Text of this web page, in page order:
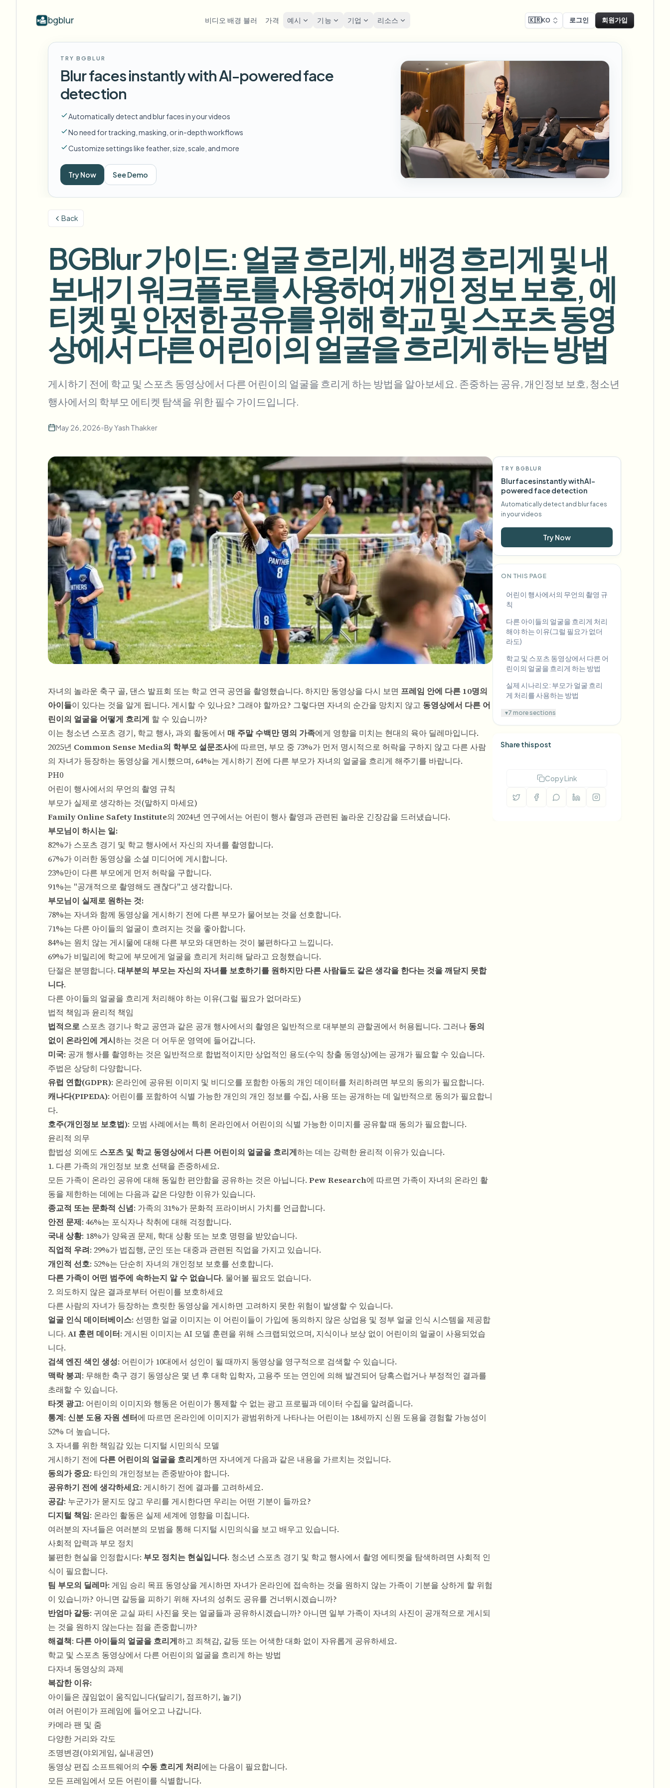
bgblur 비디오 배경 블러 가격 예시 기능 기업 리소스
Hide faces, plates, and backgrounds in
your browser.
Start with a clip
Upload a video and blur in
번호판 블러 FAST
Auto-detect plates
배경 블러
Use a prompt or draw a box
사진 얼굴 흐리기
Blur faces in photos
Team-grade redaction
음성 익명화 도구
AI voice masking
Face swap
얼굴 교체 - 이미지
Swap faces in images
얼굴 교체 - 동영상 NEW
Swap faces in video
AI Video Object
Remover
NEW
Remove objects with scene fill
비디오 인텔리전스 BETA
Ask questions and get AI summaries
Categories View All
Vlogger Moto Vlogger Streamer Journalist Government Agency Advertising Agency
Need batch processing?
Queue many videos and blur in one run—for teams.
산업별
학교 및 교육
캠퍼스 카메라, 강의, 지역 대량 개인정보 보호
미디어 및 엔터테인먼트
시사회, 출시 및 규정 준수
소매 및 전자상거래
의료
클리닉 및 환자 대면 비디오 거버넌스
공공 부문
대량 얼굴 익명화
대량 배치, 보존 및 SLA
대량 번호판 블러
차량, 블랙박스 및 주차장 대규모 처리
대량 얼굴 블러
고처리량 파이프라인
기업 영역, 정책 및 검토
문의 양식
볼륨, 규정 준수, 통합에 대해 문의하세요.
대량 처리 준비
문의 양식
에코시스템
비디오 인텔리전스
비디오 검색 및 이해 — Ceptory
대량 배경 제거
전용 배경 제거 파이프라인
블로그
Answers to common questions
Privacy compliance research reports
Free video and image editing tools
Browse by workflow or use case
Explore our full product lineup
얼굴 블러, 번호판, 배경 블러, 선택적
편집의 실제 클립.
예시 라이브러리 전체 탐색
얼굴 블러
Frame-by-frame face tracking
Dashcam & street footage
배경 블러
화면 녹화 블러
Tutorials & demo redaction
GDPR 준수 블러
Privacy-compliant redaction
거리 인터뷰 블러
Bystander & face privacy
게임 및 스트림 블러
🇰🇷KO 로그인 회원가입
TRY BGBLUR
Blur faces instantly with AI-powered face
detection
Automatically detect and blur faces in your videos
No need for tracking, masking, or in-depth workflows
Customize settings like feather, size, scale, and more
Try Now See Demo
Back
BGBlur 가이드: 얼굴 흐리게, 배경 흐리게 및 내
보내기 워크플로를 사용하여 개인 정보 보호, 에
티켓 및 안전한 공유를 위해 학교 및 스포츠 동영
상에서 다른 어린이의 얼굴을 흐리게 하는 방법
게시하기 전에 학교 및 스포츠 동영상에서 다른 어린이의 얼굴을 흐리게 하는 방법을 알아보세요. 존중하는 공유, 개인정보 보호, 청소년
행사에서의 학부모 에티켓 탐색을 위한 필수 가이드입니다.
May 26, 2026•ByYash Thakker
자녀의 놀라운 축구 골, 댄스 발표회 또는 학교 연극 공연을 촬영했습니다. 하지만 동영상을 다시 보면 프레임 안에 다른 10명의
아이들이 있다는 것을 알게 됩니다. 게시할 수 있나요? 그래야 할까요? 그렇다면 자녀의 순간을 망치지 않고 동영상에서 다른 어
린이의 얼굴을 어떻게 흐리게 할 수 있습니까?
이는 청소년 스포츠 경기, 학교 행사, 과외 활동에서 매 주말 수백만 명의 가족에게 영향을 미치는 현대의 육아 딜레마입니다.
2025년 Common Sense Media의 학부모 설문조사에 따르면, 부모 중 73%가 먼저 명시적으로 허락을 구하지 않고 다른 사람
의 자녀가 등장하는 동영상을 게시했으며, 64%는 게시하기 전에 다른 부모가 자녀의 얼굴을 흐리게 해주기를 바랍니다.
PH0
어린이 행사에서의 무언의 촬영 규칙
부모가 실제로 생각하는 것(말하지 마세요)
Family Online Safety Institute의 2024년 연구에서는 어린이 행사 촬영과 관련된 놀라운 긴장감을 드러냈습니다.
부모님이 하시는 일:
82%가 스포츠 경기 및 학교 행사에서 자신의 자녀를 촬영합니다.
67%가 이러한 동영상을 소셜 미디어에 게시합니다.
23%만이 다른 부모에게 먼저 허락을 구합니다.
91%는 "공개적으로 촬영해도 괜찮다"고 생각합니다.
부모님이 실제로 원하는 것:
78%는 자녀와 함께 동영상을 게시하기 전에 다른 부모가 물어보는 것을 선호합니다.
71%는 다른 아이들의 얼굴이 흐려지는 것을 좋아합니다.
84%는 원치 않는 게시물에 대해 다른 부모와 대면하는 것이 불편하다고 느낍니다.
69%가 비밀리에 학교에 부모에게 얼굴을 흐리게 처리해 달라고 요청했습니다.
단절은 분명합니다. 대부분의 부모는 자신의 자녀를 보호하기를 원하지만 다른 사람들도 같은 생각을 한다는 것을 깨닫지 못합
니다.
다른 아이들의 얼굴을 흐리게 처리해야 하는 이유(그럴 필요가 없더라도)
법적 책임과 윤리적 책임
법적으로 스포츠 경기나 학교 공연과 같은 공개 행사에서의 촬영은 일반적으로 대부분의 관할권에서 허용됩니다. 그러나 동의
없이 온라인에 게시하는 것은 더 어두운 영역에 들어갑니다.
미국: 공개 행사를 촬영하는 것은 일반적으로 합법적이지만 상업적인 용도(수익 창출 동영상)에는 공개가 필요할 수 있습니다.
주법은 상당히 다양합니다.
유럽 연합(GDPR): 온라인에 공유된 이미지 및 비디오를 포함한 아동의 개인 데이터를 처리하려면 부모의 동의가 필요합니다.
캐나다(PIPEDA): 어린이를 포함하여 식별 가능한 개인의 개인 정보를 수집, 사용 또는 공개하는 데 일반적으로 동의가 필요합니
다.
호주(개인정보 보호법): 모범 사례에서는 특히 온라인에서 어린이의 식별 가능한 이미지를 공유할 때 동의가 필요합니다.
윤리적 의무
합법성 외에도 스포츠 및 학교 동영상에서 다른 어린이의 얼굴을 흐리게하는 데는 강력한 윤리적 이유가 있습니다.
1. 다른 가족의 개인정보 보호 선택을 존중하세요.
모든 가족이 온라인 공유에 대해 동일한 편안함을 공유하는 것은 아닙니다. Pew Research에 따르면 가족이 자녀의 온라인 활
동을 제한하는 데에는 다음과 같은 다양한 이유가 있습니다.
종교적 또는 문화적 신념: 가족의 31%가 문화적 프라이버시 가치를 언급합니다.
안전 문제: 46%는 포식자나 착취에 대해 걱정합니다.
국내 상황: 18%가 양육권 문제, 학대 상황 또는 보호 명령을 받았습니다.
직업적 우려: 29%가 법집행, 군인 또는 대중과 관련된 직업을 가지고 있습니다.
개인적 선호: 52%는 단순히 자녀의 개인정보 보호를 선호합니다.
다른 가족이 어떤 범주에 속하는지 알 수 없습니다. 물어볼 필요도 없습니다.
2. 의도하지 않은 결과로부터 어린이를 보호하세요
다른 사람의 자녀가 등장하는 흐릿한 동영상을 게시하면 고려하지 못한 위험이 발생할 수 있습니다.
얼굴 인식 데이터베이스: 선명한 얼굴 이미지는 이 어린이들이 가입에 동의하지 않은 상업용 및 정부 얼굴 인식 시스템을 제공합
니다. AI 훈련 데이터: 게시된 이미지는 AI 모델 훈련을 위해 스크랩되었으며, 지식이나 보상 없이 어린이의 얼굴이 사용되었습
니다.
검색 엔진 색인 생성: 어린이가 10대에서 성인이 될 때까지 동영상을 영구적으로 검색할 수 있습니다.
맥락 붕괴: 무해한 축구 경기 동영상은 몇 년 후 대학 입학자, 고용주 또는 연인에 의해 발견되어 당혹스럽거나 부정적인 결과를
초래할 수 있습니다.
타겟 광고: 어린이의 이미지와 행동은 어린이가 통제할 수 없는 광고 프로필과 데이터 수집을 알려줍니다.
통계: 신분 도용 자원 센터에 따르면 온라인에 이미지가 광범위하게 나타나는 어린이는 18세까지 신원 도용을 경험할 가능성이
52% 더 높습니다.
3. 자녀를 위한 책임감 있는 디지털 시민의식 모델
게시하기 전에 다른 어린이의 얼굴을 흐리게하면 자녀에게 다음과 같은 내용을 가르치는 것입니다.
동의가 중요: 타인의 개인정보는 존중받아야 합니다.
공유하기 전에 생각하세요: 게시하기 전에 결과를 고려하세요.
공감: 누군가가 묻지도 않고 우리를 게시한다면 우리는 어떤 기분이 들까요?
디지털 책임: 온라인 활동은 실제 세계에 영향을 미칩니다.
여러분의 자녀들은 여러분의 모범을 통해 디지털 시민의식을 보고 배우고 있습니다.
사회적 압력과 부모 정치
불편한 현실을 인정합시다: 부모 정치는 현실입니다. 청소년 스포츠 경기 및 학교 행사에서 촬영 에티켓을 탐색하려면 사회적 인
식이 필요합니다.
팀 부모의 딜레마: 게임 승리 목표 동영상을 게시하면 자녀가 온라인에 접속하는 것을 원하지 않는 가족이 기분을 상하게 할 위험
이 있습니까? 아니면 갈등을 피하기 위해 자녀의 성취도 공유를 건너뛰시겠습니까?
반엄마 갈등: 귀여운 교실 파티 사진을 웃는 얼굴들과 공유하시겠습니까? 아니면 일부 가족이 자녀의 사진이 공개적으로 게시되
는 것을 원하지 않는다는 점을 존중합니까?
해결책: 다른 아이들의 얼굴을 흐리게하고 죄책감, 갈등 또는 어색한 대화 없이 자유롭게 공유하세요.
학교 및 스포츠 동영상에서 다른 어린이의 얼굴을 흐리게 하는 방법
다자녀 동영상의 과제
복잡한 이유:
아이들은 끊임없이 움직입니다(달리기, 점프하기, 놀기)
여러 어린이가 프레임에 들어오고 나갑니다.
카메라 팬 및 줌
다양한 거리와 각도
조명변경(야외게임, 실내공연)
동영상 편집 소프트웨어의 수동 흐리게 처리에는 다음이 필요합니다.
모든 프레임에서 모든 어린이를 식별합니다.
TRY BGBLUR
Blur faces instantly with AI-
powered face detection
Automatically detect and blur faces
in your videos
Try Now
ON THIS PAGE
어린이 행사에서의 무언의 촬영 규
칙
다른 아이들의 얼굴을 흐리게 처리
해야 하는 이유(그럴 필요가 없더
라도)
학교 및 스포츠 동영상에서 다른 어
린이의 얼굴을 흐리게 하는 방법
실제 시나리오: 부모가 얼굴 흐리
게 처리를 사용하는 방법
▾7 more sections
Share this post
Copy Link